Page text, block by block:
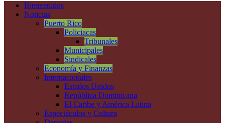
Bienvenidos
Noticias
Puerto Rico
Policiacas
Tribunales
Municipales
Sindicales
Economía y Finanzas
Internacionales
Estados Unidos
República Dominicana
El Caribe y América Latina
Espectáculos y Cultura